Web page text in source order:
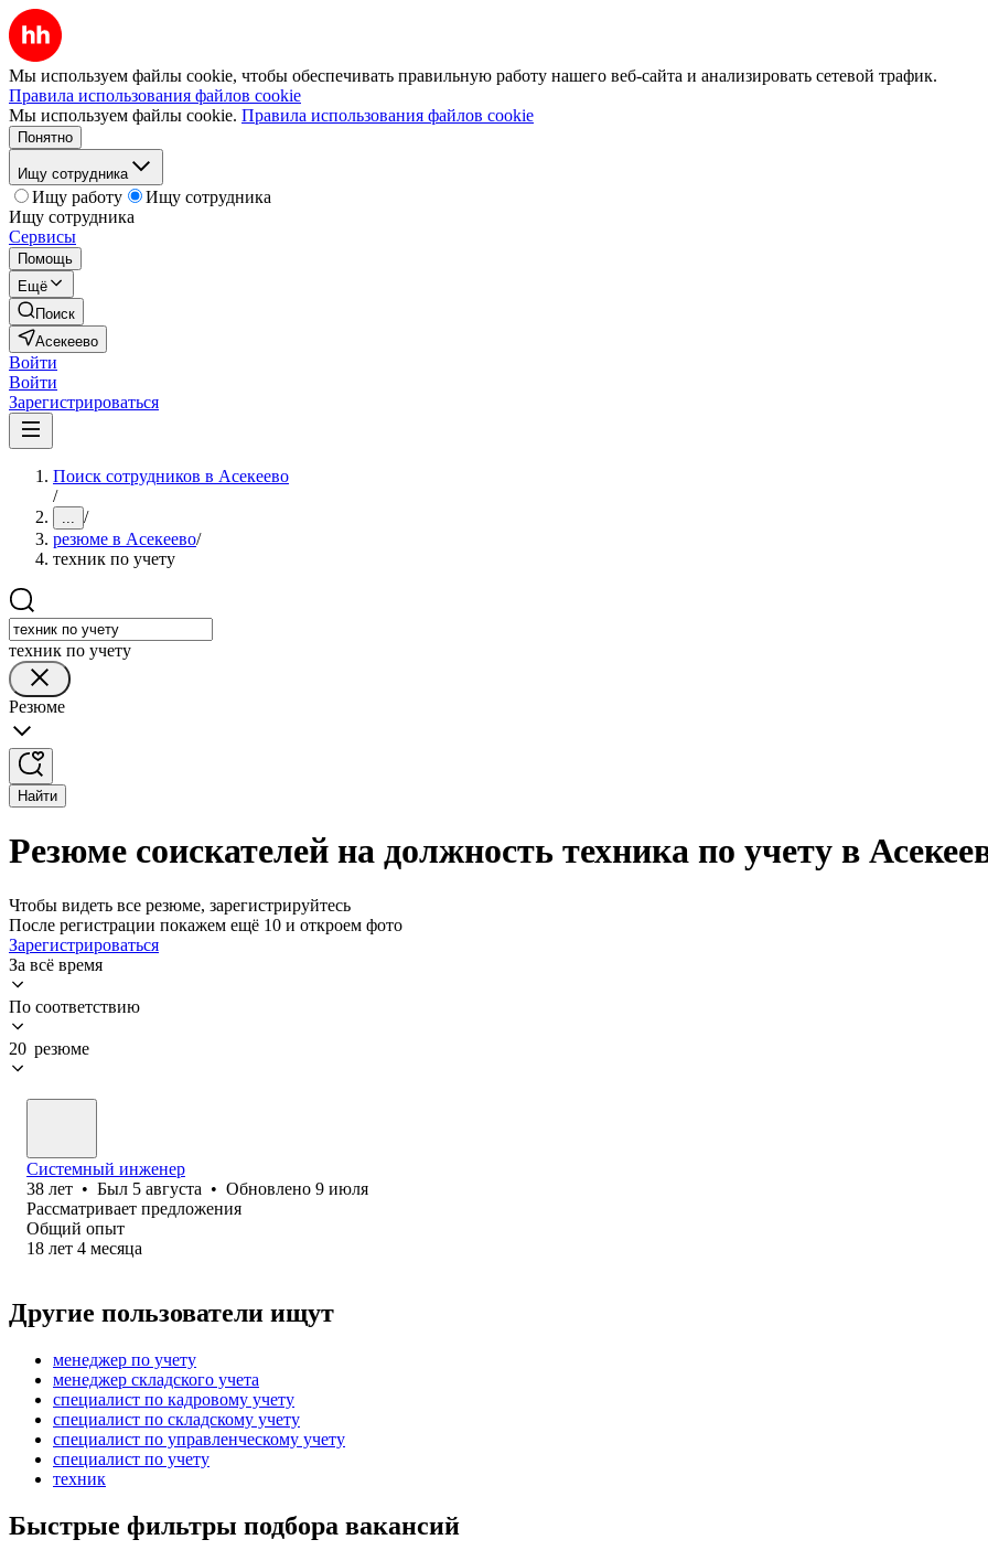
Мы используем файлы cookie, чтобы обеспечивать правильную работу нашего веб-сайта и анализировать сетевой трафик.
Правила использования файлов cookie
Мы используем файлы cookie. Правила использования файлов cookie
Понятно
Ищу сотрудника
Ищу работу
Ищу сотрудника
Ищу сотрудника
Сервисы
Помощь
Ещё
Поиск
Асекеево
Войти
Войти
Зарегистрироваться
Поиск сотрудников в Асекеево
/
... /
резюме в Асекеево/
техник по учету
техник по учету
Резюме
Найти
Резюме соискателей на должность техника по учету в
Чтобы видеть все резюме, зарегистрируйтесь
После регистрации покажем ещё 10 и откроем фото
Зарегистрироваться
За всё время
По соответствию
20 резюме
Системный инженер
38 лет • Был 5 августа • Обновлено 9 июля
Рассматривает предложения
Общий опыт
18 лет 4 месяца
Другие пользователи ищут
менеджер по учету
менеджер складского учета
специалист по кадровому учету
специалист по складскому учету
специалист по управленческому учету
специалист по учету
техник
Быстрые фильтры подбора вакансий